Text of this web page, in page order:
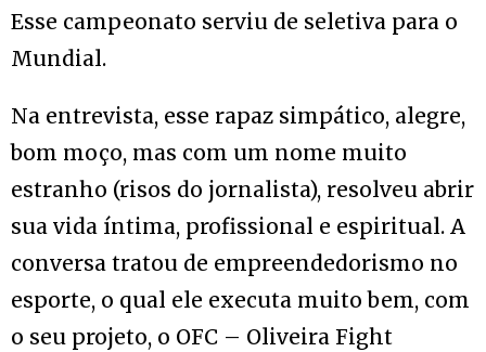
Esse campeonato serviu de seletiva para o
Mundial.
Na entrevista, esse rapaz simpático, alegre,
bom moço, mas com um nome muito
estranho (risos do jornalista), resolveu abrir
sua vida íntima, profissional e espiritual. A
conversa tratou de empreendedorismo no
esporte, o qual ele executa muito bem, com
o seu projeto, o OFC – Oliveira Fight